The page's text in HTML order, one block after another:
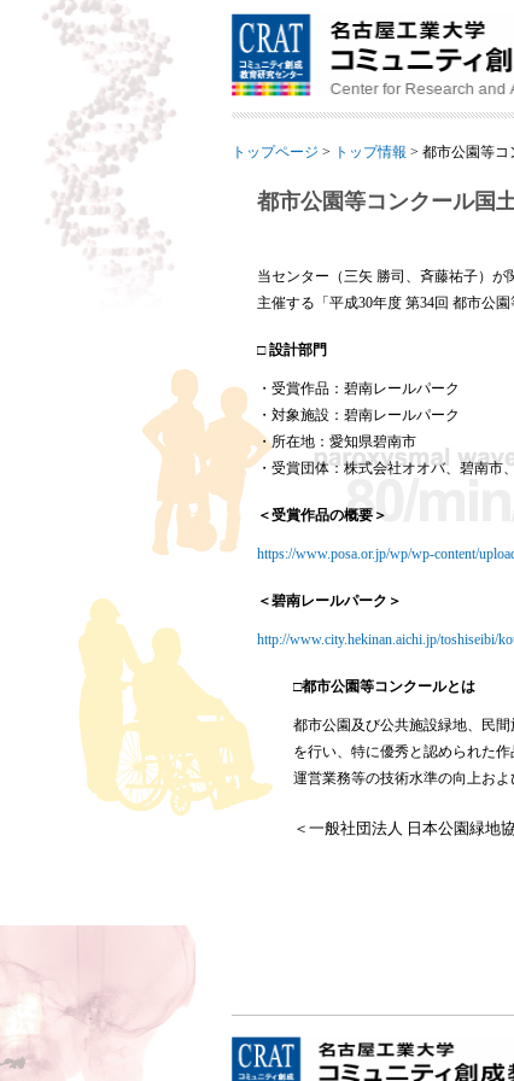
トップページ > トップ情報 > 都市公園等コ
都市公園等コンクール国
当センター（三矢 勝司、斉藤祐子）
主催する「平成30年度 第34回 都市公
□ 設計部門
・受賞作品：碧南レールパーク
・対象施設：碧南レールパーク
・所在地：愛知県碧南市
・受賞団体：株式会社オオバ、碧南
＜受賞作品の概要＞
https://www.posa.or.jp/wp/wp-content/
＜碧南レールパーク＞
http://www.city.hekinan.aichi.jp/toshiseibi/
□都市公園等コンクールとは
都市公園及び公共施設緑地、民
を行い、特に優秀と認められた
運営業務等の技術水準の向上お
＜一般社団法人 日本公園緑地